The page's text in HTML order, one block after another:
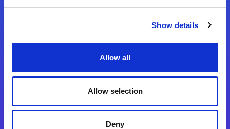
Show details
Allow all
Allow selection
Deny
Kontaktieren Sie uns